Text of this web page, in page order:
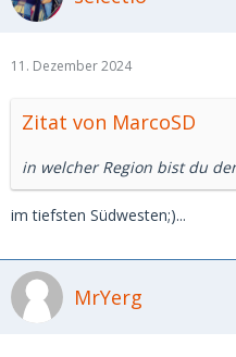
11. Dezember 2024
Zitat von MarcoSD
in welcher Region bist du
im tiefsten Südwesten;)...
MrYerg